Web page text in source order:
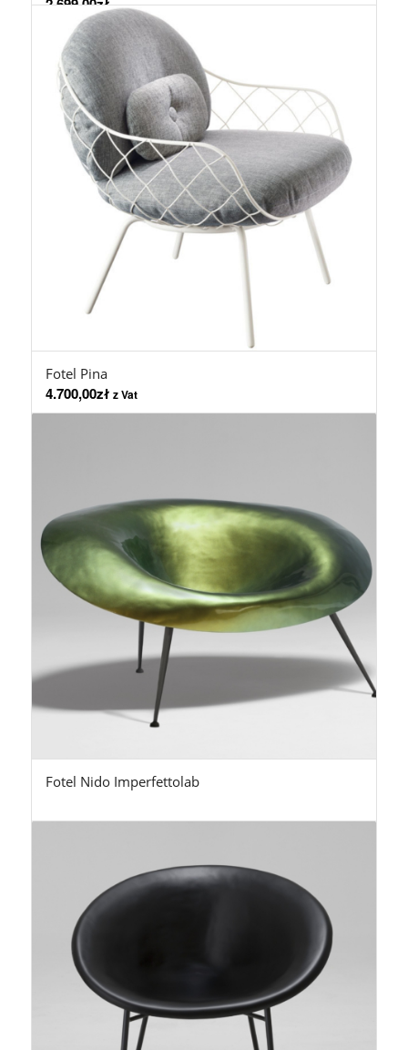
Fotel Pina
4.700,00zł z Vat
Fotel Nido Imperfettolab